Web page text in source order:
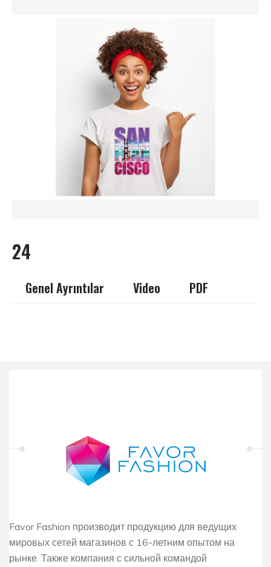
24
Genel Ayrıntılar Video PDF
Favor Fashion производит продукцию для ведущих
мировых сетей магазинов с 16-летним опытом на
рынке. Также компания с сильной командой